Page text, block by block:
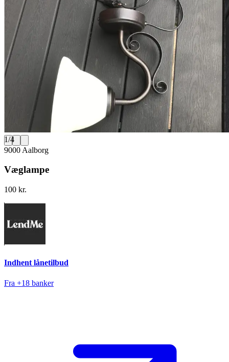
1/4
9000 Aalborg
Væglampe
100 kr.
Indhent lånetilbud
Fra +18 banker